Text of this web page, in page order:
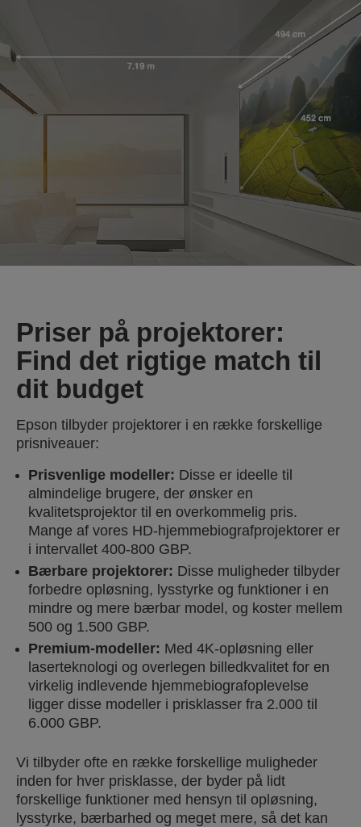
Priser på projektorer:
Find det rigtige match til
dit budget
Epson tilbyder projektorer i en række forskellige
prisniveauer:
Prisvenlige modeller: Disse er ideelle til
almindelige brugere, der ønsker en
kvalitetsprojektor til en overkommelig pris.
Mange af vores HD-hjemmebiografprojektorer er
i intervallet 400-800 GBP.
Bærbare projektorer: Disse muligheder tilbyder
forbedre opløsning, lysstyrke og funktioner i en
mindre og mere bærbar model , og koster mellem
500 og 1.500 GBP.
Premium-modeller: Med 4K-opløsning eller
laserteknologi og overlegen billedkvalitet for en
virkelig indlevende hjemmebiografoplevelse
ligger disse modeller i prisklasser fra 2.000 til
6.000 GBP.
Vi tilbyder ofte en række forskellige muligheder
inden for hver prisklasse, der byder på lidt
forskellige funktioner med hensyn til opløsning,
lysstyrke, bærbarhed og meget mere, så det kan